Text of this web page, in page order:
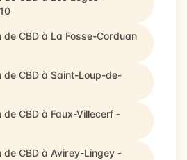
CBD à La Fosse-Corduan
CBD à Saint-Loup-de-
CBD à Faux-Villecerf -
CBD à Avirey-Lingey -